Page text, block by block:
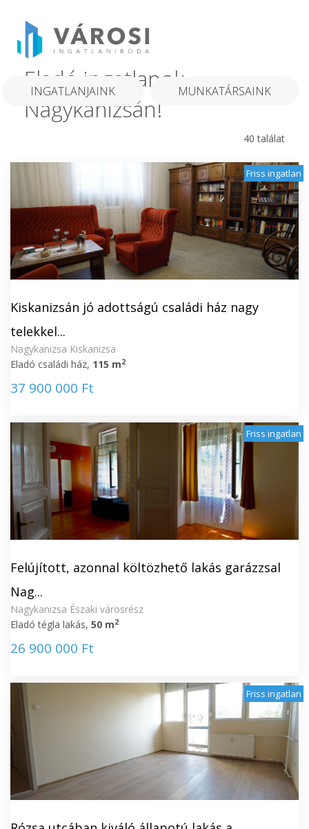
INGATLANJAINK MUNKATÁRSAINK
Eladó ingatlanok
Nagykanizsán!
40 találat
Friss ingatlan
Kiskanizsán jó adottságú családi ház nagy
telekkel...
Nagykanizsa Kiskanizsa
Eladó családi ház, 115 m2
37 900 000 Ft
Friss ingatlan
Felújított, azonnal költözhető lakás garázzsal
Nag...
Nagykanizsa Északi városrész
Eladó tégla lakás, 50 m2
26 900 000 Ft
Friss ingatlan